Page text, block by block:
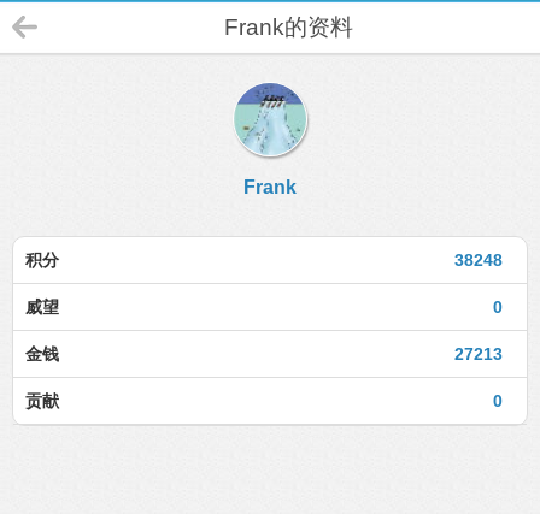
Frank的资料
Frank
38248
积分
0
威望
27213
金钱
0
贡献